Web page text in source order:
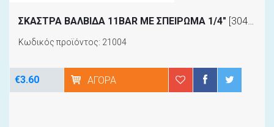
ΣΚΑΣΤΡΑ ΒΑΛΒΙΔΑ 11BAR ΜΕ ΣΠΕΙΡΩΜΑ 1/4" [304279]
Κωδικός προϊόντος: 21004
€3.60 ΑΓΟΡΆ